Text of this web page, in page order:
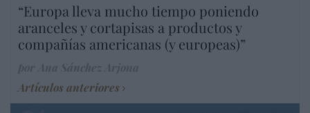
“Europa lleva mucho tiempo poniendo
aranceles y cortapisas a productos y
compañías americanas (y europeas)”
Artículos anteriores